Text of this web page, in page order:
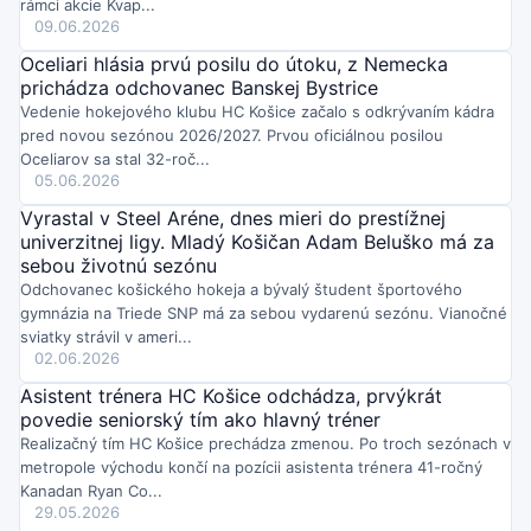
Michalovce); max. 1500 eur na domácnosť možno získať aj
opakovane.
Piatok o 12:24
Košice chránia mestskú zeleň pred suchom: v Mestskom parku
nasadili 1500-litrové zavlažovacie vaky, ktoré uvoľňujú vodu
postupne až 24 hodín a pomáhajú mladým stromom zakoreniť. Po
vyprázdnení sa presúvajú k ďalším stromom a dopĺňajú sa
niekoľkokrát týždenne.
Piatok o 11:17
nedostatok pitnej vody mimoriadnu situáciu.Keďže obce
nemajú verejný vodovod, VVS s okresným úradom zabezpečili tri
nádoby s pitnou vodou, ktoré budú pravidelne dopĺňať.
Piatok o 11:03
Pacienti Univerzitnej nemocnice L. Pasteura v Košiciach
verejne poďakovali tímom II. internej a Neurochirurgickej
kliniky za profesionálnu aj ľudskú starostlivosť počas
hospitalizácie.
lekárov i zdravotníckeho personálu.
Piatok o 11:01
Na košickej Terase otvorili nové detské ihrisko financované
mestskou časťou Košice-Západ.Slávnostného otvorenia sa
zúčastnili zástupca starostu Peter Huba aj predseda KSK
Rastislav Trnka.
Piatok o 10:32
rámci akcie Kvap...
09.06.2026
Oceliari hlásia prvú posilu do útoku, z Nemecka
prichádza odchovanec Banskej Bystrice
Vedenie hokejového klubu HC Košice začalo s odkrývaním kádra
pred novou sezónou 2026/2027. Prvou oficiálnou posilou
Oceliarov sa stal 32-roč...
05.06.2026
Vyrastal v Steel Aréne, dnes mieri do prestížnej
univerzitnej ligy. Mladý Košičan Adam Beluško má za
sebou životnú sezónu
Odchovanec košického hokeja a bývalý študent športového
gymnázia na Triede SNP má za sebou vydarenú sezónu. Vianočné
sviatky strávil v ameri...
02.06.2026
Asistent trénera HC Košice odchádza, prvýkrát
povedie seniorský tím ako hlavný tréner
Realizačný tím HC Košice prechádza zmenou. Po troch sezónach v
metropole východu končí na pozícii asistenta trénera 41-ročný
Kanadan Ryan Co...
29.05.2026